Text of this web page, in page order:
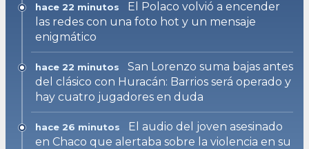
hace 22 minutos
El Polaco volvió a encender
las redes con una foto hot y un mensaje
enigmático
hace 22 minutos
San Lorenzo suma bajas antes
del clásico con Huracán: Barrios será operado y
hay cuatro jugadores en duda
hace 26 minutos
El audio del joven asesinado
en Chaco que alertaba sobre la violencia en su